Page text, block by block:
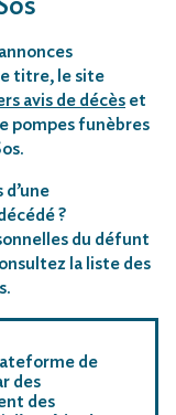
titre, le site
avis de décès et
pompes funèbres
?
du défunt
la liste des
de
des
des